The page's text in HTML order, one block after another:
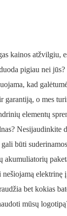
kainos atžvilgiu,
pigiau nei jūs?
kad
garantiją, o mes
elementų
Nesijaudinkite
būti
akumuliatorių
elektrinę
bet kokias
mūsų